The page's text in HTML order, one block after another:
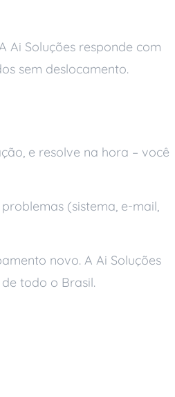
Ai Soluções responde com
sem deslocamento.
e resolve na hora – você
(sistema, e-mail,
novo. A Ai Soluções
todo o Brasil.